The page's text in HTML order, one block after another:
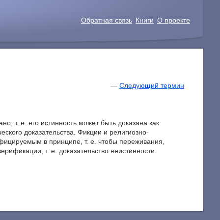
Обратная связь Книги О проекте
—Следующий термин
т. е. его истинность может быть доказана как
доказательства. Фикции и религиозно-
в принципе, т. е. чтобы переживания,
т. е. доказательство неистинности